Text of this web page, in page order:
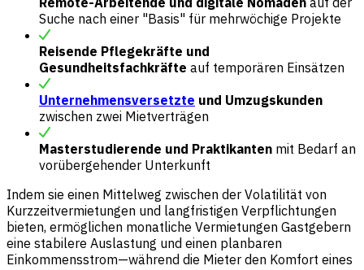
Suche nach einer "Basis" für mehrwöchige Projekte
Reisende Pflegekräfte und
Gesundheitsfachkräfte auf temporären Einsätzen
Unternehmensversetzte und Umzugskunden
zwischen zwei Mietverträgen
Masterstudierende und Praktikanten mit Bedarf an
vorübergehender Unterkunft
Indem sie einen Mittelweg zwischen der Volatilität von
Kurzzeitvermietungen und langfristigen Verpflichtungen
bieten, ermöglichen monatliche Vermietungen Gastgebern
eine stabilere Auslastung und einen planbaren
Einkommensstrom—während die Mieter den Komfort eines